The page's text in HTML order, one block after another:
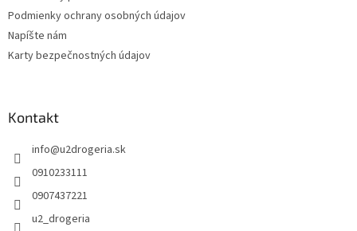
Podmienky ochrany osobných údajov
Napíšte nám
Karty bezpečnostných údajov
Kontakt
info@u2drogeria.sk
0910233111
0907437221
u2_drogeria